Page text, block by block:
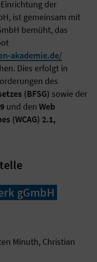
der
ist gemeinsam mit
bemüht, das
akademie.de/
Dies erfolgt in
des
(BFSG) sowie der
und den Web
(WCAG) 2.1,
gGmbH
Minuth, Christian